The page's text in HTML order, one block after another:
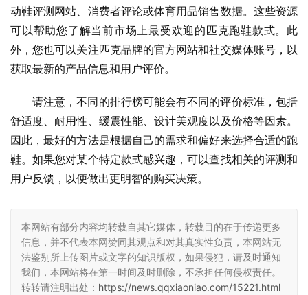
动鞋评测网站、消费者评论或体育用品销售数据。这些资源
可以帮助您了解当前市场上最受欢迎的匹克跑鞋款式。此
外，您也可以关注匹克品牌的官方网站和社交媒体账号，以
获取最新的产品信息和用户评价。
请注意，不同的排行榜可能会有不同的评价标准，包括
舒适度、耐用性、缓震性能、设计美观度以及价格等因素。
因此，最好的方法是根据自己的需求和偏好来选择合适的跑
鞋。如果您对某个特定款式感兴趣，可以查找相关的评测和
用户反馈，以便做出更明智的购买决策。
本网站有部分内容均转载自其它媒体，转载目的在于传递更多
信息，并不代表本网赞同其观点和对其真实性负责，本网站无
法鉴别所上传图片或文字的知识版权，如果侵犯，请及时通知
我们，本网站将在第一时间及时删除，不承担任何侵权责任。
转转请注明出处： https://news.qqxiaoniao.com/15221.html